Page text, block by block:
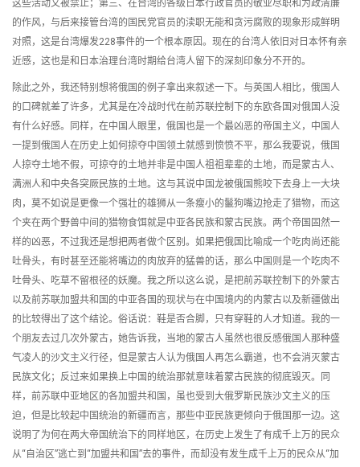
这些活动又被禁止；第三、在台湾的各级日本行政官员的敬业尽职和为政清廉
的作风，与后来接管台湾的国民党官员的渎职无能和贪污腐败的现象形成鲜明
对照，这是台湾爆发228事件的一个根本原因。现在的台湾人依旧对日本怀有亲
近感，这也是和日本治理台湾时期给台湾人留下的深刻印象分不开的。
除此之外，我还特别想将俄国的例子拿出来叙述一下。与英国人相比，俄国人
的口碑就差了许多，尤其是在冷战时代在前苏联控制下的东欧各国对俄国人没
有什么好感。同样，在中国人眼里，俄国也是一个最凶恶的帝国主义，中国人
一提到俄国人在历史上如何掠夺中国领土就感到愤愤不平，那么我要说，俄国
人掠夺土地不假，可掠夺的土地并非是中国人祖祖辈辈的土地，而是蒙古人、
满洲人和中央各突厥民族的土地。这与其说中国龙被俄国熊咬下去身上一大块
肉，莫不如说是更像一个强壮的雄狮从一条瘦小的鬣狗嘴边抢走了猎物，而这
个夹在两个野兽中间的猎物食饵就是中亚各民族和蒙古民族。两个帝国固然一
样的凶恶，不过我还是想把两者做个区别。如果把俄国比喻成一个吃肉尚还能
吐骨头，有时甚至还能将嘴边的肉放弃的猛兽的话，那么中国则是一个吃肉不
吐骨头、吃草不留根径的妖魔。我之所以这么说，是把前苏联控制下的外蒙古
以及前苏联加盟共和国的中亚各国的现状与在中国境内的内蒙古以及新疆做出
的比较得出了这个结论。俗话说：鞋是否合脚，只有穿鞋的人才知道。我的一
个朋友去过几次外蒙古，她告诉我，当地的蒙古人虽然也很反感俄国人那种盛
气凌人的沙文主义行径，但是蒙古人认为俄国人再怎么霸道，也不会消灭蒙古
民族文化；反过来如果换上中国的统治那就意味着蒙古民族的彻底毁灭。同
样，前苏联中亚地区的各加盟共和国，虽也受到大俄罗斯民族沙文主义的压
迫，但是比较起中国统治的新疆而言，那些中亚民族更倾向于俄国那一边。这
说明了为何在两大帝国统治下的同样地区，在历史上发生了有成千上万的民众
从“自治区”逃亡到“加盟共和国”去的事件，而却没有发生成千上万的民众从“加